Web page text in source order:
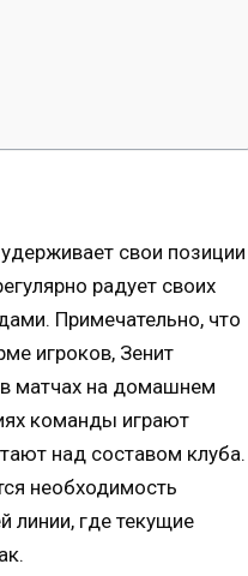
свои позиции
радует своих
Примечательно, что
игроков, Зенит
матчах на домашнем
команды играют
над составом клуба.
необходимость
линии, где текущие